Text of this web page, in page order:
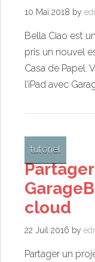
10 Mai 2018 by
Bella Ciao est
pris un nouvel
Casa de Papel.
l’iPad avec
tutoriel
cloud
22 Juil 2016 by
Partager un